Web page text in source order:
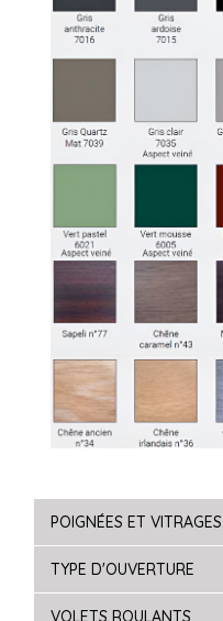
POIGNÉES ET VITRAGES
TYPE D'OUVERTURE
VOLETS ROULANTS